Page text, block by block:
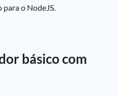
o NodeJS.
básico com